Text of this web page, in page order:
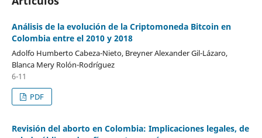
Análisis de la evolución de la Criptomoneda Bitcoin en
Colombia entre el 2010 y 2018
Adolfo Humberto Cabeza-Nieto, Breyner Alexander Gil-Lázaro,
Blanca Mery Rolón-Rodríguez
6-11
PDF
Revisión del aborto en Colombia: Implicaciones legales, de